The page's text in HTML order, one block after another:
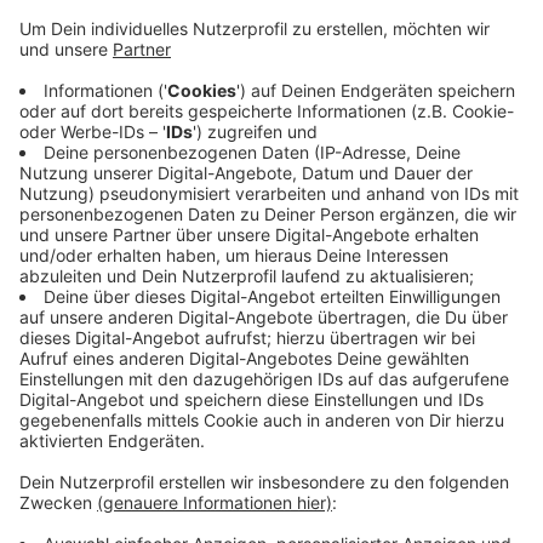
eine Fotoausstellung entstehen, sagt
Starczweski. Er will ein Zeichen für Natürlichkeit
setzen. Außerdem angesichts zum Beispiel der
WM in Katar gegen die Kommerzialisierung des
Profifußballs protestieren. Die Aktion ist durch
Vermittlung von WSV-Vorstand Thomas Richter
zustande gekommen. Der Regionalligist kämpfe
finanziell ums Überleben, während in der 1. und 2.
Liga die Kommerzialisierung überhand nimmt,
heißt es von Verein und Stadt.
Veröffentlicht:Montag, 31.08.2020 17:49
Anzeige